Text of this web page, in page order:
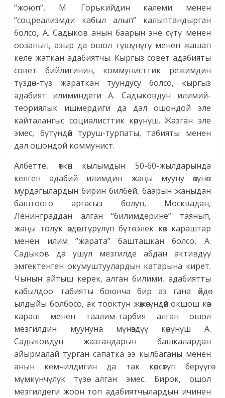
“жоюп”, М. Горькийдин калеми менен
“соцреализмди кабыл алып” калыптандырган
болсо, А. Садыков анын баарын эне сүтү менен
оозанып, азыр да ошол түшүнүгү менен жашап
келе жаткан адабиятчы. Кыргыз совет адабияты
совет бийлигинин, коммунисттик режимдин
түздөн-түз жараткан туундусу болсо, кыргыз
адабият илиминдеги А. Садыковдун илимий-
теориялык ишмердиги да дал ошондой эле
кайталангыс социалисттик көрүнүш. Жазган эле
эмес, бүтүндөй туруш-турпаты, табияты менен
дал ошондой коммунист.
Албетте, өткөн кылымдын 50-60-жылдарында
келген адабий илимдин жаңы мууну өзүнөн
мурдагылардын бирин билбей, баарын жаңыдан
баштоого аргасыз болуп, Москвадан,
Ленинграддан алган “билимдерине” таянып,
жаңы толук өздөштүрүлүп бүтө элек көз караштар
менен илим “жарата” башташкан болсо, А.
Садыков да ушул мезгилде абдан активдүү
эмгектенген окумуштуулардын катарына кирет.
Чынын айтыш керек, алган билими, адабиятты
кабылдоо табияты боюнча бир аз гана өйдө-
ылдыйы болбосо, ак тооктун жөжөсүндөй окшош көз
караш менен таалим-тарбия алган ошол
мезгилдин муунуна мүнөздүү көрүнүш А.
Садыковдун жазгандарын башкалардан
айырмалай турган сапатка ээ кылбаганы менен
анын кемчилдигин да так көрсөтүп берүүгө
мүмкүнчүлүк түзө алган эмес. Бирок, ошол
мезгилдеги жоон топ адабиятчылардын ичинен